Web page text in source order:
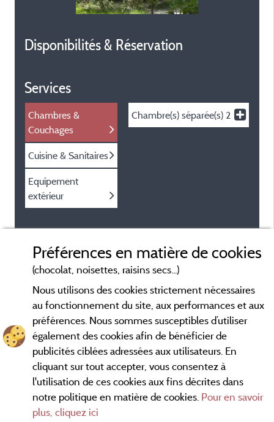
Disponibilités & Réservation
Services
Chambres &
Couchages
Cuisine & Sanitaires
Equipement
extérieur
Chambre(s) séparée(s) 2
Conditions générales d'utilisation
Préférences en matière de cookies
(chocolat, noisettes, raisins secs...)
Nous utilisons des cookies strictement nécessaires
au fonctionnement du site, aux performances et aux
préférences. Nous sommes susceptibles d’utiliser
également des cookies afin de bénéficier de
publicités ciblées adressées aux utilisateurs. En
cliquant sur tout accepter, vous consentez à
l'utilisation de ces cookies aux fins décrites dans
notre politique en matière de cookies. Pour en savoir
plus, cliquez ici